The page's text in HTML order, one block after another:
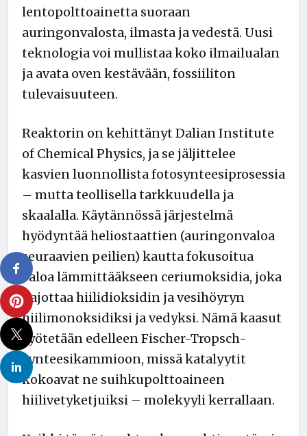
lentopolttoainetta suoraan
auringonvalosta, ilmasta ja vedestä. Uusi
teknologia voi mullistaa koko ilmailualan
ja avata oven kestävään, fossiiliton
tulevaisuuteen.
Reaktorin on kehittänyt Dalian Institute
of Chemical Physics, ja se jäljittelee
kasvien luonnollista fotosynteesiprosessia
– mutta teollisella tarkkuudella ja
skaalalla. Käytännössä järjestelmä
hyödyntää heliostaattien (auringonvaloa
seuraavien peilien) kautta fokusoitua
valoa lämmittääkseen ceriumoksidia, joka
hajottaa hiilidioksidin ja vesihöyryn
hiilimonoksidiksi ja vedyksi. Nämä kaasut
syötetään edelleen Fischer-Tropsch-
synteesikammioon, missä katalyytit
kokoavat ne suihkupolttoaineen
hiilivetyketjuiksi – molekyyli kerrallaan.